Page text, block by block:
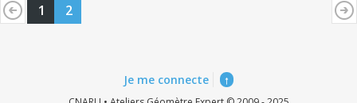
1 2
Je me connecte ↑